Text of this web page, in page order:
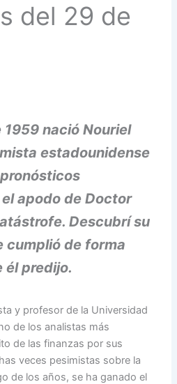
del 29 de
1959 nació Nouriel
estadounidense
apodo de Doctor
Descubrí su
cumplió de forma
él predijo.
y profesor de la Universidad
de los analistas más
de las finanzas por sus
veces pesimistas sobre la
de los años, se ha ganado el